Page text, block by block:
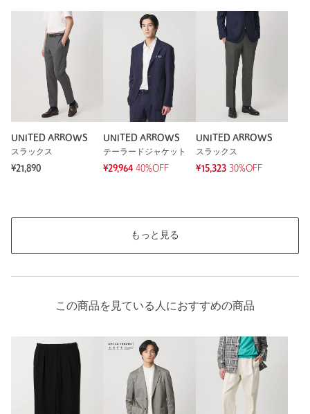
UNITED ARROWS
スラックス
¥21,890
UNITED ARROWS
テーラードジャケット
¥29,964 40%OFF
UNITED ARROWS
スラックス
¥15,323 30%OFF
もっと見る
この商品を見ている人におすすめの商品